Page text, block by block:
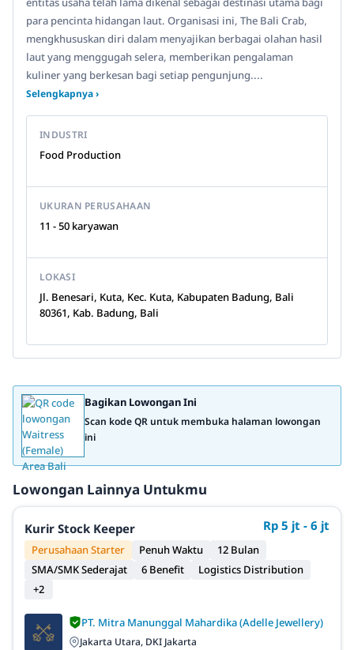
para pencinta hidangan laut. Organisasi ini, The Bali Crab,
mengkhususkan diri dalam menyajikan berbagai olahan hasil
laut yang menggugah selera, memberikan pengalaman
kuliner yang berkesan bagi setiap pengunjung....
Selengkapnya ›
INDUSTRI
Food Production
UKURAN PERUSAHAAN
11 - 50 karyawan
LOKASI
Jl. Benesari, Kuta, Kec. Kuta, Kabupaten Badung, Bali
80361, Kab. Badung, Bali
Bagikan Lowongan Ini
Scan kode QR untuk membuka halaman lowongan
ini
Lowongan Lainnya Untukmu
Kurir Stock Keeper Rp 5 jt - 6 jt
Perusahaan Starter Penuh Waktu
12 Bulan
SMA/SMK Sederajat
6 Benefit
Logistics Distribution
+2
PT. Mitra Manunggal Mahardika (Adelle Jewellery)
Jakarta Utara, DKI Jakarta